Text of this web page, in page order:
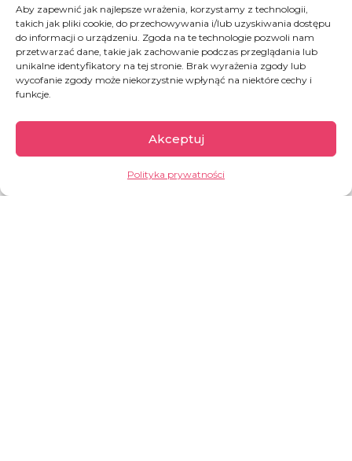
Aby zapewnić jak najlepsze wrażenia, korzystamy z technologii,
takich jak pliki cookie, do przechowywania i/lub uzyskiwania dostępu
do informacji o urządzeniu. Zgoda na te technologie pozwoli nam
przetwarzać dane, takie jak zachowanie podczas przeglądania lub
unikalne identyfikatory na tej stronie. Brak wyrażenia zgody lub
wycofanie zgody może niekorzystnie wpłynąć na niektóre cechy i
funkcje.
Akceptuj
Polityka prywatności
UFUNDUJ
SKLEP
Zrób zakupy w naszym charytatywnym sklepie